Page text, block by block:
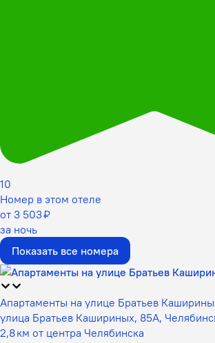
10
Номер в этом отеле
от 3 503 ₽
за ночь
Показать все номера
Апартаменты на улице Братьев
улица Братьев Кашириных, 85А,
2,8 км от центра Челябинска